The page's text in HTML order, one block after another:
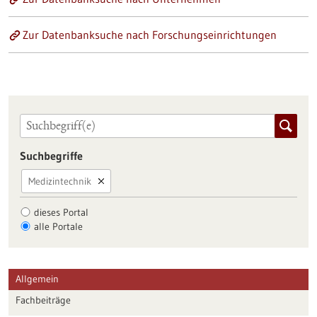
Zur Datenbanksuche nach Forschungseinrichtungen
Suchbegriffe
Medizintechnik
dieses Portal
alle Portale
Allgemein
Fachbeiträge